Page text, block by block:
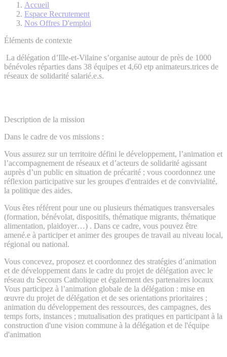
Accueil
Espace Recrutement
Nos Offres D'emploi
Éléments de contexte
La délégation d’Ille-et-Vilaine s’organise autour de près de 1000
bénévoles réparties dans 38 équipes et 4,60 etp animateurs.trices de
réseaux de solidarité salarié.e.s.
Description de la mission
Dans le cadre de vos missions :
Vous assurez sur un territoire défini le développement, l’animation et
l’accompagnement de réseaux et d’acteurs de solidarité agissant
auprès d’un public en situation de précarité ; vous coordonnez une
réflexion participative sur les groupes d'entraides et de convivialité,
la politique des aides.
Vous êtes référent pour une ou plusieurs thématiques transversales
(formation, bénévolat, dispositifs, thématique migrants, thématique
alimentation, plaidoyer…) . Dans ce cadre, vous pouvez être
amené.e à participer et animer des groupes de travail au niveau local,
régional ou national.
Vous concevez, proposez et coordonnez des stratégies d’animation
et de développement dans le cadre du projet de délégation avec le
réseau du Secours Catholique et également des partenaires locaux
Vous participez à l’animation globale de la délégation : mise en
œuvre du projet de délégation et de ses orientations prioritaires ;
animation du développement des ressources, des campagnes, des
temps forts, instances ; mutualisation des pratiques en participant à la
construction d'une vision commune à la délégation et de l'équipe
d'animation